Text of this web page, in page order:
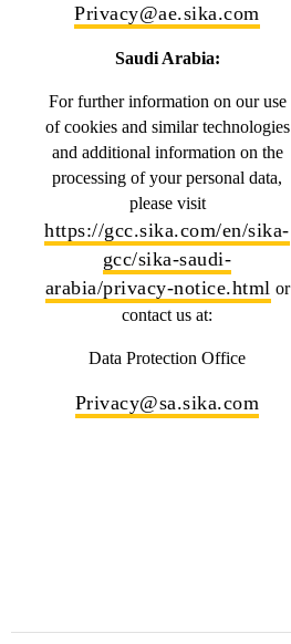
Privacy@ae.sika.com
Saudi Arabia:
For further information on our use
of cookies and similar technologies
and additional information on the
processing of your personal data,
please visit
https://gcc.sika.com/en/sika-
gcc/sika-saudi-
arabia/privacy-notice.html or
contact us at:
Data Protection Office
Privacy@sa.sika.com